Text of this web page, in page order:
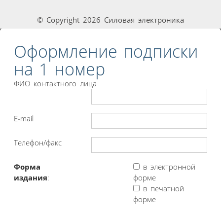
© Copyright 2026 Силовая электроника
Оформление подписки
на 1 номер
ФИО контактного лица
E-mail
Телефон/факс
Форма
издания:
в электронной
форме
в печатной
форме